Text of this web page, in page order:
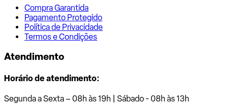
Compra Garantida
Pagamento Protegido
Política de Privacidade
Termos e Condições
Atendimento
Horário de atendimento:
Segunda a Sexta – 08h às 19h | Sábado - 08h às 13h